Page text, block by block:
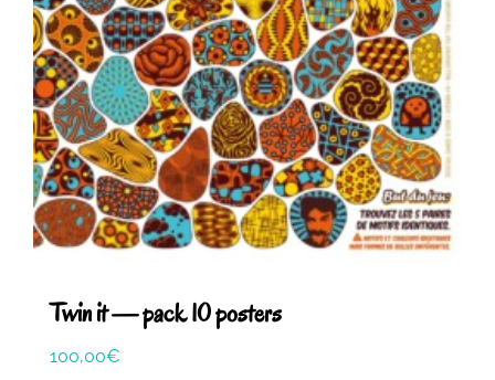
Twin it — pack 10 posters
100,00€